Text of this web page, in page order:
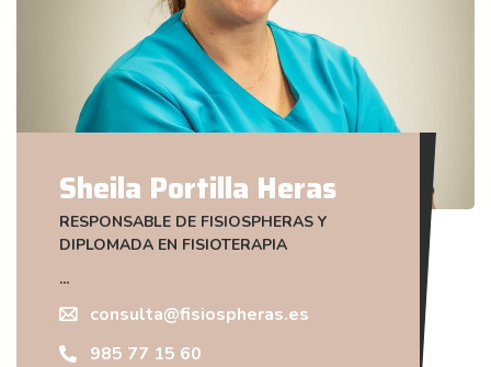
Sheila Portilla Heras
RESPONSABLE DE FISIOSPHERAS Y
DIPLOMADA EN FISIOTERAPIA
consulta@fisiospheras.es
985 77 15 60